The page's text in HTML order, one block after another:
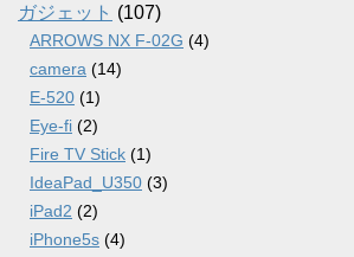
ガジェット (107)
ARROWS NX F-02G (4)
camera (14)
E-520 (1)
Eye-fi (2)
Fire TV Stick (1)
IdeaPad_U350 (3)
iPad2 (2)
iPhone5s (4)